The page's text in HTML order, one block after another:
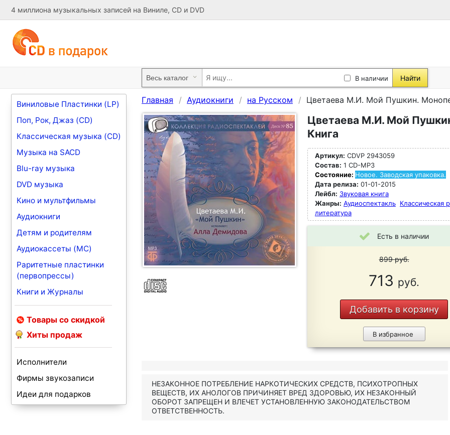
4 миллиона музыкальных записей на Виниле, CD и DVD
В наличии Найти
Виниловые Пластинки (LP)
Поп, Рок, Джаз (CD)
Классическая музыка (CD)
Музыка на SACD
Blu-ray музыка
DVD музыка
Кино и мультфильмы
Аудиокниги
Детям и родителям
Аудиокассеты (MC)
Раритетные пластинки
(первопрессы)
Книги и Журналы
Товары со скидкой
Хиты продаж
Исполнители
Фирмы звукозаписи
Идеи для подарков
Главная Аудиокниги на Русском Цветаева М.И. Мой Пушкин.
Цветаева М.И. Мой
Книга
Артикул: CDVP 2943059
Состав: 1 CD-MP3
Состояние: Новое. Заводская упаковка.
Дата релиза: 01-01-2015
Лейбл: Звуковая книга
Жанры: Аудиоспектакль Классическая
литература
Есть в наличии
899руб.
713 руб.
Добавить в корзину
В избранное
НЕЗАКОННОЕ ПОТРЕБЛЕНИЕ НАРКОТИЧЕСКИХ СРЕДСТВ, ПСИХОТРОПНЫХ
ВЕЩЕСТВ, ИХ АНОЛОГОВ ПРИЧИНЯЕТ ВРЕД ЗДОРОВЬЮ, ИХ НЕЗАКОННЫЙ
ОБОРОТ ЗАПРЕЩЕН И ВЛЕЧЕТ УСТАНОВЛЕННУЮ ЗАКОНОДАТЕЛЬСТВОМ
ОТВЕТСТВЕННОСТЬ.